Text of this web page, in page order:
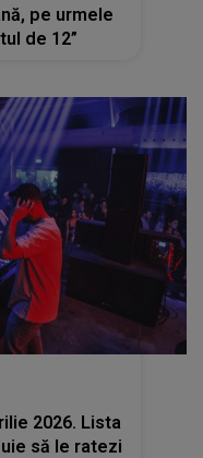
pe urmele
de 12”
2026. Lista
să le ratezi